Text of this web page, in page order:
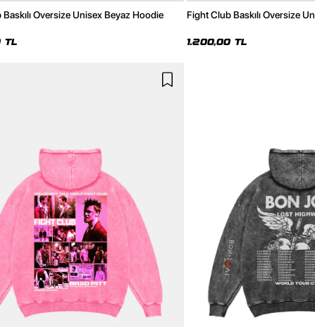
Oversize Unisex Beyaz Hoodie
TL
Fight Club Baskılı Oversize
1.200,00 TL